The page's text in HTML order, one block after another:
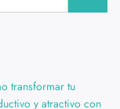
transformar tu
y atractivo con